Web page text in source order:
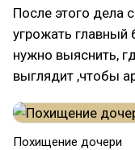
После этого дела
угрожать главный
нужно выяснить,
выглядит ,чтобы
Похищение дочери